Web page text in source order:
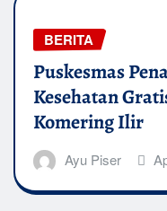
BERITA
Puskesmas
Kesehatan
Komering Ilir
Ayu Piser